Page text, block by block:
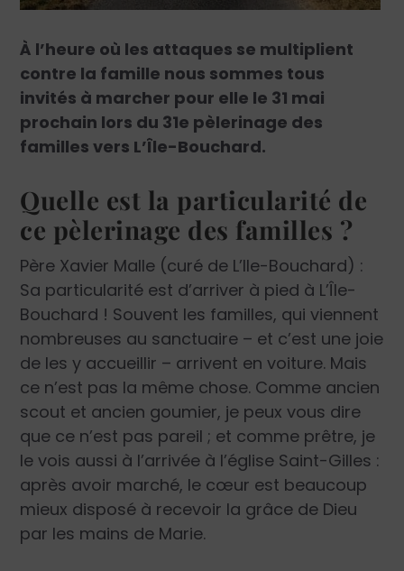
À l’heure où les attaques se multiplient
contre la famille nous sommes tous
invités à marcher pour elle le 31 mai
prochain lors du 31e pèlerinage des
familles vers L’Île-Bouchard.
Quelle est la particularité de
ce pèlerinage des familles ?
Père Xavier Malle (curé de L’Ile-Bouchard) :
Sa particularité est d’arriver à pied à L’Île-
Bouchard ! Souvent les familles, qui viennent
nombreuses au sanctuaire – et c’est une joie
de les y accueillir – arrivent en voiture. Mais
ce n’est pas la même chose. Comme ancien
scout et ancien goumier, je peux vous dire
que ce n’est pas pareil ; et comme prêtre, je
le vois aussi à l’arrivée à l’église Saint-Gilles :
après avoir marché, le cœur est beaucoup
mieux disposé à recevoir la grâce de Dieu
par les mains de Marie.